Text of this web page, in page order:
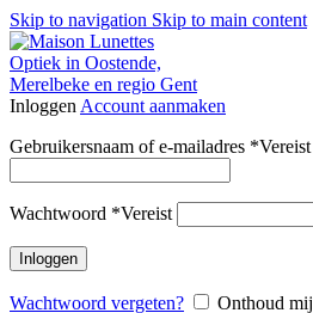
Skip to navigation Skip to main content
Inloggen Account aanmaken
Gebruikersnaam of e-mailadres *Vereist
Wachtwoord *Vereist
Inloggen
Wachtwoord vergeten? Onthoud mij